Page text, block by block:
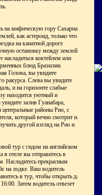
на мифическую гору Сахарная
как астероид, только что
на канатной дороге
остановку между землей и
коктейлем или
блюд Бразилии.
Голова, вы увидите
ракурса. Слева вы увидите
и на горизонте слабые
находится уютный и
залив Гуанабара,
районы Рио, с
который вечно смотрит на
другой взгляд на Рио и
тур с гидом на английском
в отеле вы отправитесь в
Насладитесь прекрасным
на лодке. Ваш водитель
в тур, чтобы открыть для
Затем водитель отвезет